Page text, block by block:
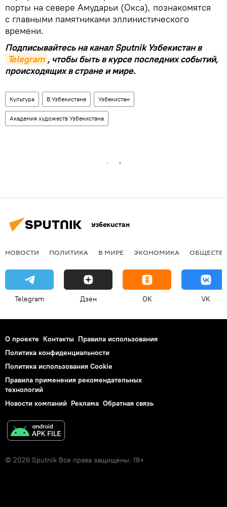
порты на севере Амударьи (Окса), познакомятся
с главными памятниками эллинистического
времени.
Подписывайтесь на канал Sputnik Узбекистан в
Telegram , чтобы быть в курсе последних событий,
происходящих в стране и мире.
Культура В Узбекистане Узбекистан
Академия художеств Узбекистана
Узбекистан
НОВОСТИ ПОЛИТИКА В МИРЕ ЭКОНОМИКА
Telegram Дзен OK VK
О проекте Контакты Правила использования
Политика конфиденциальности
Политика использования Cookie
Правила применения рекомендательных
технологий
Новости компаний Реклама Обратная связь
© 2026 Sputnik Все права защищены. 18+